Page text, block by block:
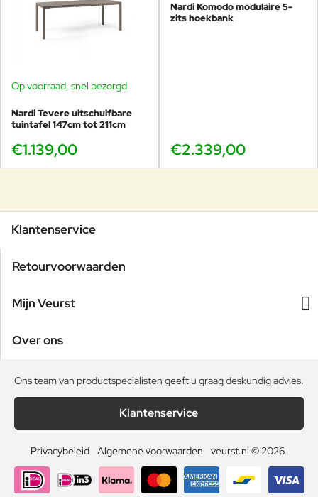
Op voorraad, snel bezorgd
Nardi Tevere uitschuifbare
tuintafel 147cm tot 211cm
€1.139,00
Nardi Komodo modulaire 5-
zits hoekbank
€2.339,00
Klantenservice
Retourvoorwaarden
Mijn Veurst
Over ons
Ons team van productspecialisten geeft u graag deskundig advies.
Klantenservice
Privacybeleid Algemene voorwaarden veurst.nl © 2026